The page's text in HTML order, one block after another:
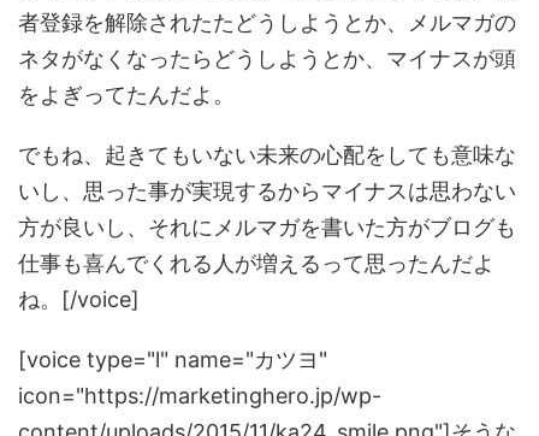
者登録を解除されたたどうしようとか、メルマガの
ネタがなくなったらどうしようとか、マイナスが頭
をよぎってたんだよ。
でもね、起きてもいない未来の心配をしても意味な
いし、思った事が実現するからマイナスは思わない
方が良いし、それにメルマガを書いた方がブログも
仕事も喜んでくれる人が増えるって思ったんだよ
ね。[/voice]
[voice type="l" name="カツヨ"
icon="https://marketinghero.jp/wp-